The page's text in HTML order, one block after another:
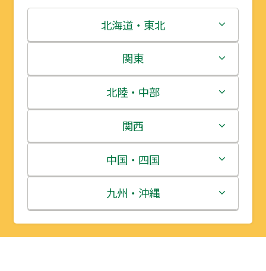
北海道・東北
北海道
青森県
岩手県
宮城県
秋田県
山形県
関東
茨城県
栃木県
群馬県
埼玉県
千葉県
北陸・中部
新潟県
富山県
石川県
福井県
関西
三重県
滋賀県
京都府
中国・四国
鳥取県
島根県
九州・沖縄
福岡県